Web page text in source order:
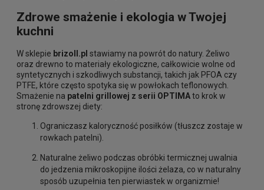
Zdrowe smażenie i ekologia w Twojej
kuchni
W sklepie brizoll.pl stawiamy na powrót do natury. Żeliwo
oraz drewno to materiały ekologiczne, całkowicie wolne od
syntetycznych i szkodliwych substancji, takich jak PFOA czy
PTFE, które często spotyka się w powłokach teflonowych.
Smażenie na patelni grillowej z serii OPTIMAto krok w
stronę zdrowszej diety:
Ograniczasz kaloryczność posiłków (tłuszcz zostaje w
rowkach patelni).
Naturalne żeliwo podczas obróbki termicznej uwalnia
do jedzenia mikroskopijne ilości żelaza, co w naturalny
sposób uzupełnia ten pierwiastek w organizmie!